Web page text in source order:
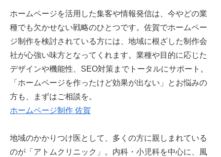
ホームページを活用した集客や情報発信は、今やどの業
種でも欠かせない戦略のひとつです。佐賀でホームペー
ジ制作を検討されている方には、地域に根ざした制作会
社が心強い味方となってくれます。業種や目的に応じた
デザインや機能性、SEO対策までトータルにサポート。
「ホームページを作ったけど効果が出ない」とお悩みの
方も、まずはご相談を。
ホームページ制作 佐賀
地域のかかりつけ医として、多くの方に親しまれている
のが「アトムクリニック」。内科・小児科を中心に、風